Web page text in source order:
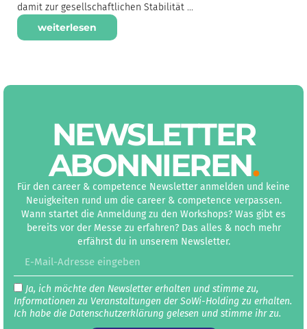
damit zur gesellschaftlichen Stabilität ...
weiterlesen
NEWS­LETTER
ABON­NIEREN.
Für den career & competence Newsletter anmelden und keine
Neuigkeiten rund um die career & competence verpassen.
Wann startet die Anmeldung zu den Workshops? Was gibt es
bereits vor der Messe zu erfahren? Das alles & noch mehr
erfährst du in unserem Newsletter.
Ja, ich möchte den Newsletter erhalten und stimme zu,
Informationen zu Veranstaltungen der SoWi-Holding zu erhalten.
Ich habe die Datenschutz­erklärung gelesen und stimme ihr zu.